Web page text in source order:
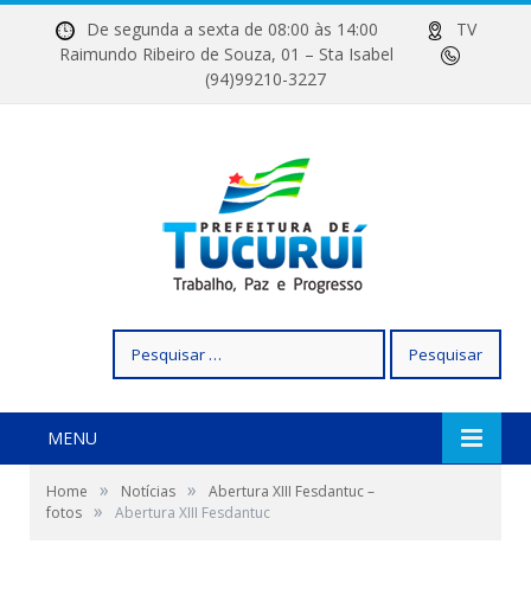
De segunda a sexta de 08:00 às 14:00
TV
Raimundo Ribeiro de Souza, 01 – Sta Isabel
(94)99210-3227
por:
MENU
Home » Notícias »
Abertura XIII Fesdantuc –
fotos » Abertura XIII Fesdantuc